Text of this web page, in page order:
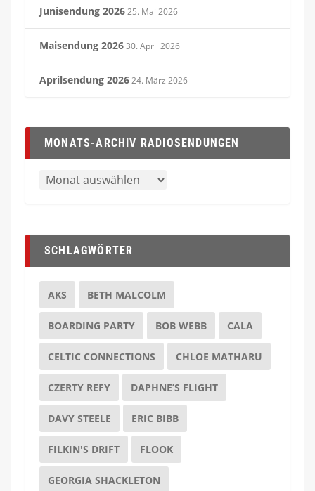
Junisendung 202625. Mai 2026
Maisendung 202630. April 2026
Aprilsendung 202624. März 2026
MONATS-ARCHIV RADIOSENDUNGEN
SCHLAGWÖRTER
AKS BETH MALCOLM
BOARDING PARTY BOB WEBB CALA
CELTIC CONNECTIONS CHLOE MATHARU
CZERTY REFY DAPHNE’S FLIGHT
DAVY STEELE ERIC BIBB
FILKIN'S DRIFT FLOOK
GEORGIA SHACKLETON